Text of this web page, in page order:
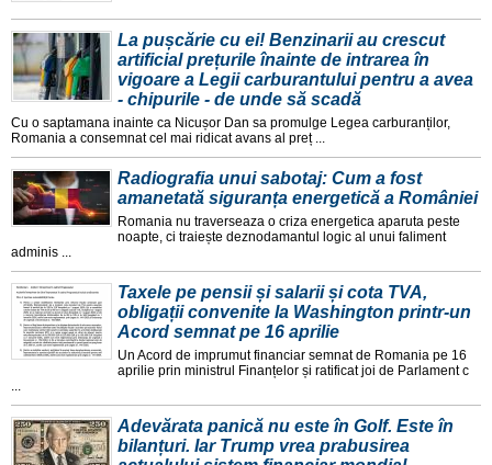
La pușcărie cu ei! Benzinarii au crescut
artificial prețurile înainte de intrarea în
vigoare a Legii carburantului pentru a avea
- chipurile - de unde să scadă
Cu o saptamana inainte ca Nicușor Dan sa promulge Legea carburanților,
Romania a consemnat cel mai ridicat avans al preț ...
Radiografia unui sabotaj: Cum a fost
amanetată siguranța energetică a României
Romania nu traverseaza o criza energetica aparuta peste
noapte, ci traiește deznodamantul logic al unui faliment
adminis ...
Taxele pe pensii și salarii și cota TVA,
obligații convenite la Washington printr-un
Acord semnat pe 16 aprilie
Un Acord de imprumut financiar semnat de Romania pe 16
aprilie prin ministrul Finanțelor și ratificat joi de Parlament c
...
Adevărata panică nu este în Golf. Este în
bilanțuri. Iar Trump vrea prabusirea